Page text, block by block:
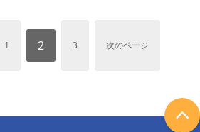
1 2 3 次のページ